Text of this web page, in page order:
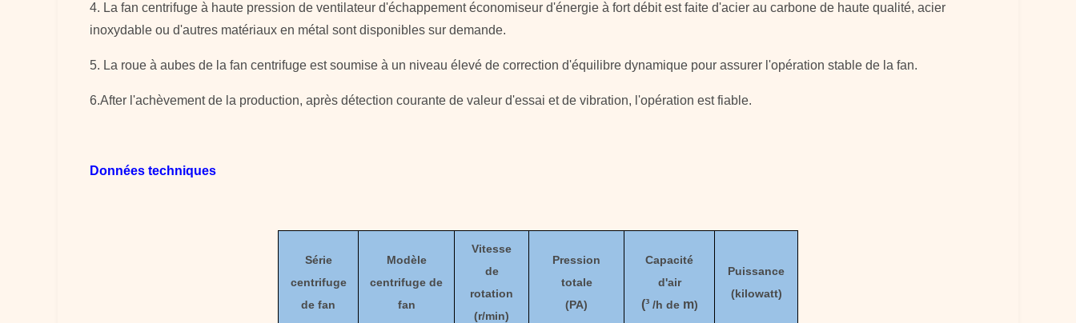
4. La fan centrifuge à haute pression de ventilateur d'échappement économiseur d'énergie à fort débitest faite d'acier au carbone de haute qualité, acier
inoxydable ou d'autres matériaux en métal sont disponibles sur demande.
5. La roue à aubes de la fan centrifuge est soumise à un niveau élevé de correction d'équilibre dynamique pour assurer l'opération stable de la fan.
6.After l'achèvement de la production, après détection courante de valeur d'essai et de vibration, l'opération est fiable.
Données techniques
Série
centrifuge
de fan
Modèle
centrifuge de
fan
Vitesse
de
rotation
(r/min)
Pression
totale
(PA)
Capacité
d'air
(³ /h dem)
Puissance
(kilowatt)